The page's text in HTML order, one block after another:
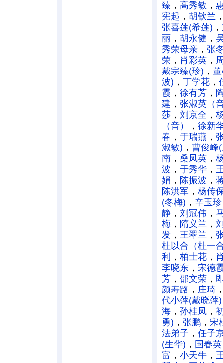
臻 ， 高秀敏 ，
宪起 ， 胡钦兰
张喜莲(希莲) ，
丽 ， 胡永健 ，
秀荣母亲 ， 张
荣 ， 肖彩英 ，
戴宗臻(珍) ，
波) ， 丁学花 ，
霞 ， 徐有芳 ，
建 ， 张淑英（
莎 ， 刘京全 ，
（音）
， 徐新
春 ， 于瑞燕 ，
淑敏) ， 曹俊峰
南 ， 桑凤英 ，
波 ， 于秀华 ，
娟 ， 陈振波 ，
陈洪军 ， 杨传
(冬梅) ， 辛玉珍
静 ， 刘冠伟 ，
梅 ， 隋义兰 ，
发 ， 王翠兰 ，
杜以合（杜一
利
， 柏士花 ，
李晓东 ， 宋德
芳 ， 邵文荣 ，
颜寿路 ， 庄琦
代小萍(戴晓萍)
海 ， 孙桂凤 ，
勇) ， 张鹏 ， 宋
法弟子 ， 任子
(生华) ， 国春英
富 ， 小天牛 ，